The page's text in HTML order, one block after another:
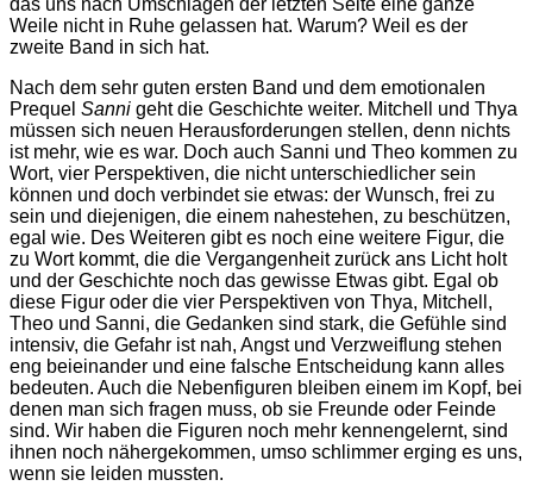
das uns nach Umschlagen der letzten Seite eine ganze
Weile nicht in Ruhe gelassen hat. Warum? Weil es der
zweite Band in sich hat.
Nach dem sehr guten ersten Band und dem emotionalen
Prequel Sanni geht die Geschichte weiter. Mitchell und Thya
müssen sich neuen Herausforderungen stellen, denn nichts
ist mehr, wie es war. Doch auch Sanni und Theo kommen zu
Wort, vier Perspektiven, die nicht unterschiedlicher sein
können und doch verbindet sie etwas: der Wunsch, frei zu
sein und diejenigen, die einem nahestehen, zu beschützen,
egal wie. Des Weiteren gibt es noch eine weitere Figur, die
zu Wort kommt, die die Vergangenheit zurück ans Licht holt
und der Geschichte noch das gewisse Etwas gibt. Egal ob
diese Figur oder die vier Perspektiven von Thya, Mitchell,
Theo und Sanni, die Gedanken sind stark, die Gefühle sind
intensiv, die Gefahr ist nah, Angst und Verzweiflung stehen
eng beieinander und eine falsche Entscheidung kann alles
bedeuten. Auch die Nebenfiguren bleiben einem im Kopf, bei
denen man sich fragen muss, ob sie Freunde oder Feinde
sind. Wir haben die Figuren noch mehr kennengelernt, sind
ihnen noch nähergekommen, umso schlimmer erging es uns,
wenn sie leiden mussten.